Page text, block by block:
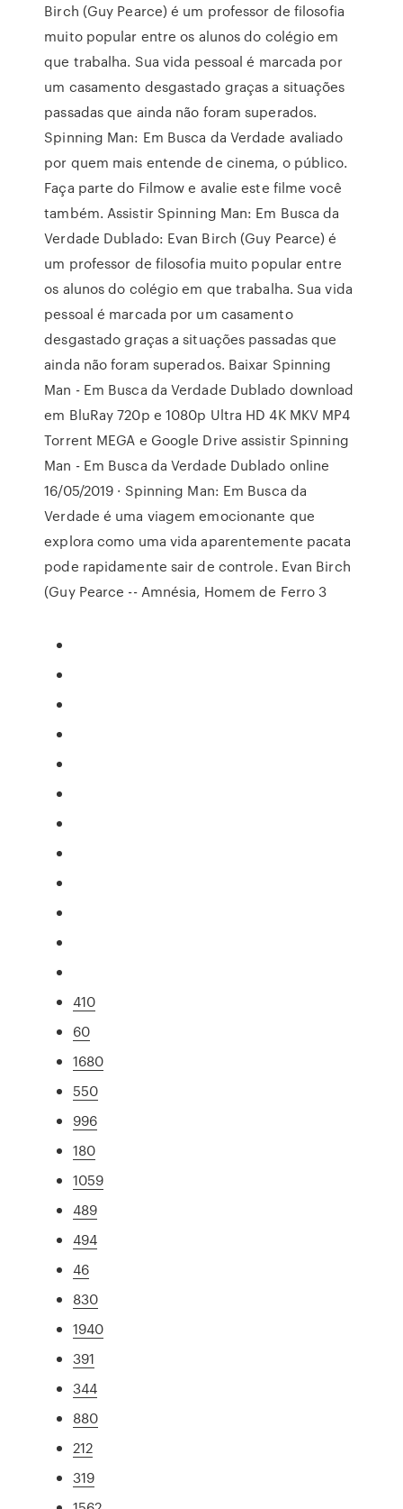
Birch (Guy Pearce) é um professor de filosofia
muito popular entre os alunos do colégio em
que trabalha. Sua vida pessoal é marcada por
um casamento desgastado graças a situações
passadas que ainda não foram superados.
Spinning Man: Em Busca da Verdade avaliado
por quem mais entende de cinema, o público.
Faça parte do Filmow e avalie este filme você
também. Assistir Spinning Man: Em Busca da
Verdade Dublado: Evan Birch (Guy Pearce) é
um professor de filosofia muito popular entre
os alunos do colégio em que trabalha. Sua vida
pessoal é marcada por um casamento
desgastado graças a situações passadas que
ainda não foram superados. Baixar Spinning
Man - Em Busca da Verdade Dublado download
em BluRay 720p e 1080p Ultra HD 4K MKV MP4
Torrent MEGA e Google Drive assistir Spinning
Man - Em Busca da Verdade Dublado online
16/05/2019 · Spinning Man: Em Busca da
Verdade é uma viagem emocionante que
explora como uma vida aparentemente pacata
pode rapidamente sair de controle. Evan Birch
(Guy Pearce -- Amnésia, Homem de Ferro 3
410
60
1680
550
996
180
1059
489
494
46
830
1940
391
344
880
212
319